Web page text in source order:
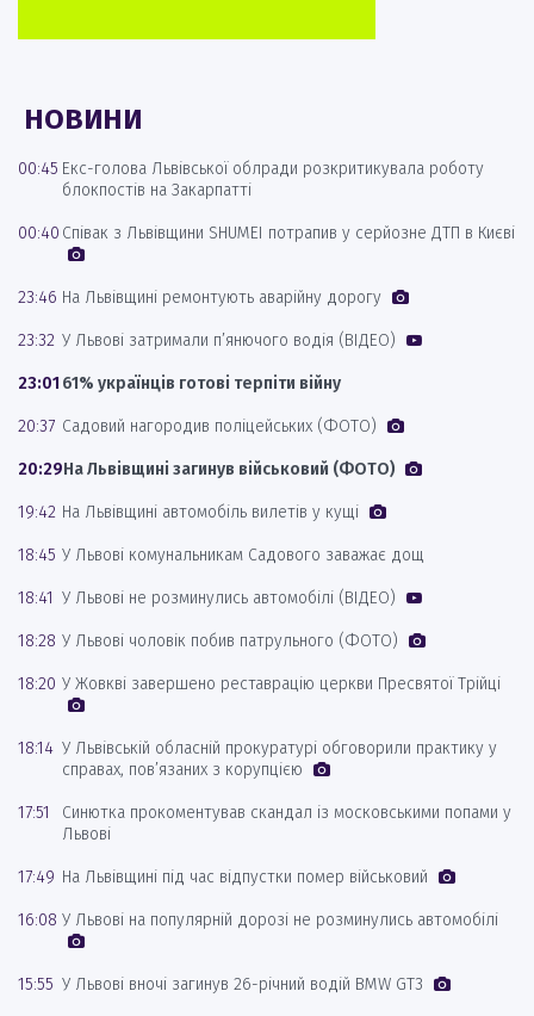
НОВИНИ
00:45 Екс-голова Львівської облради розкритикувала роботу
блокпостів на Закарпатті
00:40 Співак з Львівщини SHUMEI потрапив у серйозне ДТП в Києві
23:46 На Львівщині ремонтують аварійну дорогу
23:32 У Львові затримали п’янючого водія (ВІДЕО)
23:01 61% українців готові терпіти війну
20:37 Садовий нагородив поліцейських (ФОТО)
20:29На Львівщині загинув військовий (ФОТО)
19:42 На Львівщині автомобіль вилетів у кущі
18:45 У Львові комунальникам Садового заважає дощ
18:41 У Львові не розминулись автомобілі (ВІДЕО)
18:28 У Львові чоловік побив патрульного (ФОТО)
18:20 У Жовкві завершено реставрацію церкви Пресвятої Трійці
18:14 У Львівській обласній прокуратурі обговорили практику у
справах, пов’язаних з корупцією
17:51
Синютка прокоментував скандал із московськими попами у
Львові
17:49 На Львівщині під час відпустки помер військовий
16:08 У Львові на популярній дорозі не розминулись автомобілі
15:55 У Львові вночі загинув 26-річний водій BMW GT3